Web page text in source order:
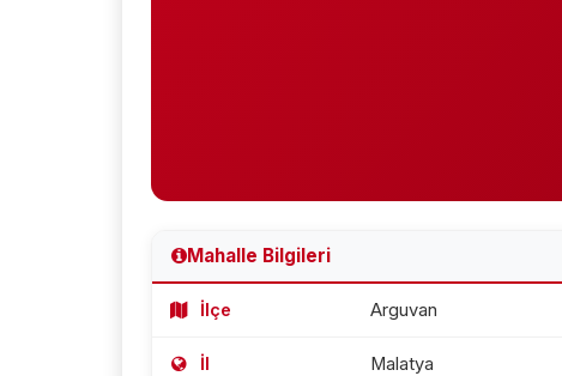
Mahalle Bilgileri
İlçe Arguvan
İl Malatya